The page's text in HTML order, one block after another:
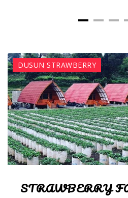
DUSUN STRAWBERRY
STRAWBERRY